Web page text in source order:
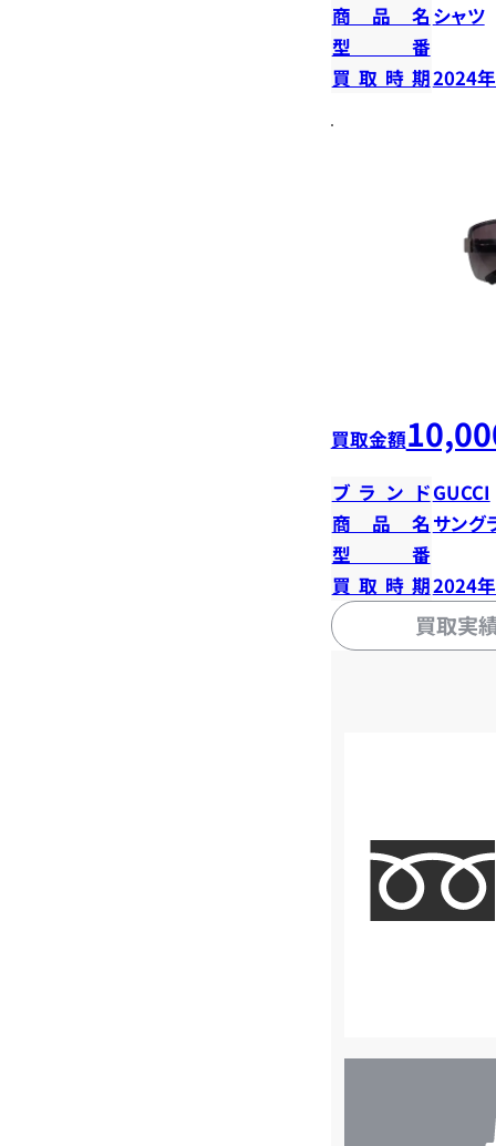
商品名 シャツ
型番
買取時期2024
買取金額
ブランドGUCCI
商品名 サング
型番
買取時期2024
買取実